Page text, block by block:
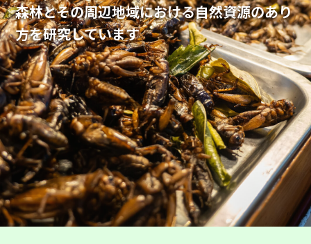
森林とその周辺地域における自然資源のあり
方を研究しています